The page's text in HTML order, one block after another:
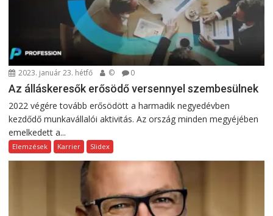
2023. január 23. hétfő © 0
Az álláskeresők erősödő versennyel szembesülnek
2022 végére tovább erősödött a harmadik negyedévben
kezdődő munkavállalói aktivitás. Az ország minden megyéjében
emelkedett a...
Elemzések Karrier Slidex